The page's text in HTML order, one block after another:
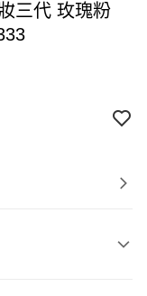
三代 玫瑰粉